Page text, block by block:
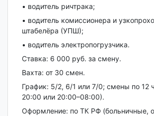
• водитель ричтрака;
• водитель комиссионера и
штабелёра (УПШ);
• водитель электропогрузчика.
Ставка: 6 000 руб. за смену.
Вахта: от 30 смен.
График: 5/2, 6/1 или 7/0; смены по 12
20:00 или 20:00–08:00).
Оформление: по ТК РФ (больничные,